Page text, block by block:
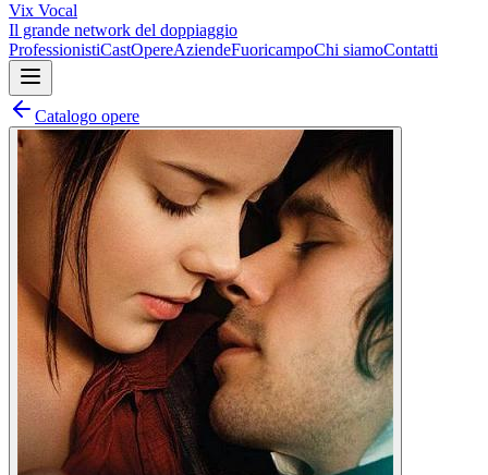
Vix Vocal
Il grande network del doppiaggio
ProfessionistiCastOpereAziendeFuoricampoChi siamoContatti
Catalogo opere